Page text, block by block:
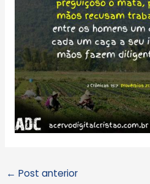
← Post anterior